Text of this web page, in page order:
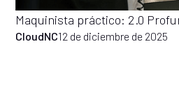
Maquinista práctico: 2.0
CloudNC12 de diciembre de 2025